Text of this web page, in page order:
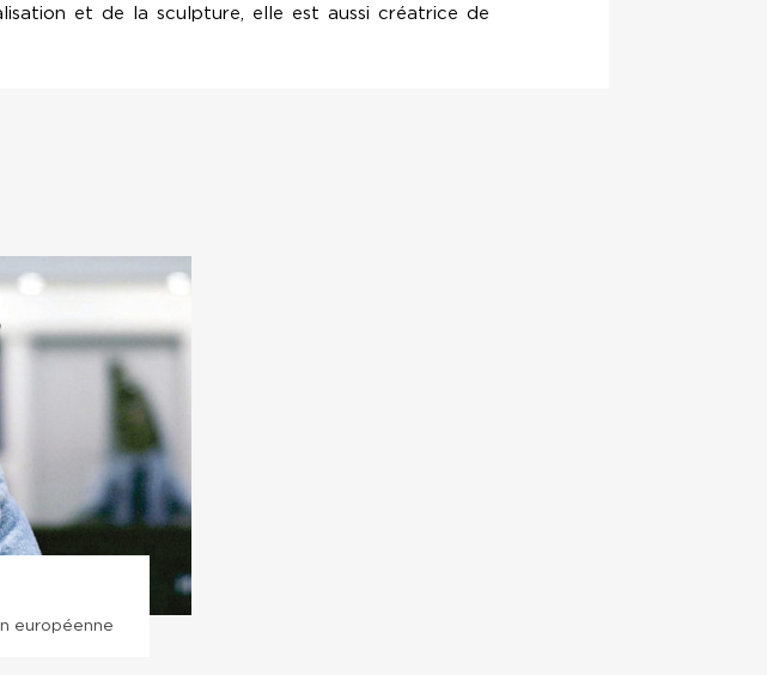
et de la sculpture, elle est aussi créatrice de
européenne